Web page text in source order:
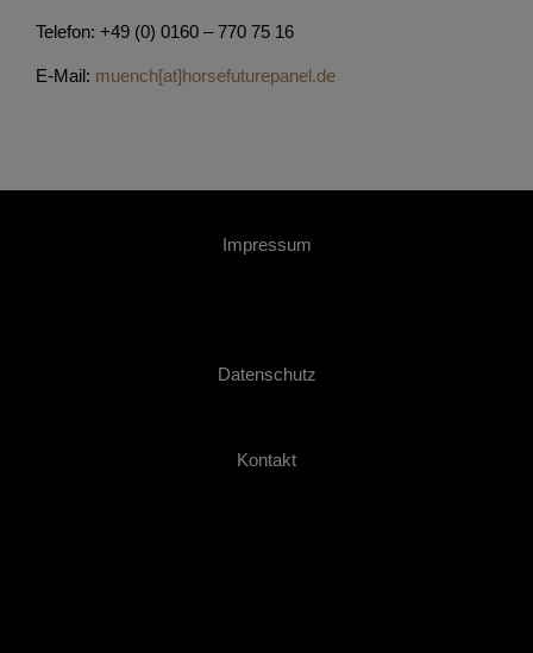
Telefon: +49 (0) 0160 – 770 75 16
E-Mail: muench[at]horsefuturepanel.de
Impressum
Datenschutz
Kontakt